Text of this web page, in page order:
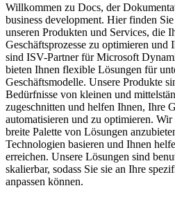
Willkommen zu Docs, der
business development. Hier finden
unseren Produkten und Services, die
Geschäftsprozesse zu optimieren
sind ISV-Partner für Microsoft
bieten Ihnen flexible Lösungen für
Geschäftsmodelle. Unsere Produkte
Bedürfnisse von kleinen und
zugeschnitten und helfen Ihnen, Ihre
automatisieren und zu optimieren.
breite Palette von Lösungen
Technologien basieren und Ihnen
erreichen. Unsere Lösungen sind
skalierbar, sodass Sie sie an Ihre
anpassen können.